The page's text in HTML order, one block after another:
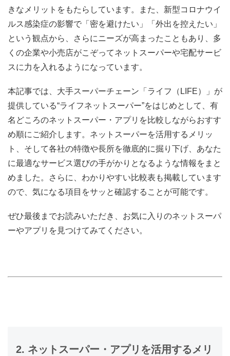
きなメリットをもたらしています。また、新型コロナウイ
ルス感染症の影響で「密を避けたい」「外出を控えたい」
という観点から、さらにニーズが高まったこともあり、多
くの企業や小売店がこぞってネットスーパーや宅配サービ
スに力を入れるようになっています。
本記事では、大手スーパーチェーン「ライフ（LIFE）」が
提供している“ライフネットスーパー”をはじめとして、有
名どころのネットスーパー・アプリを比較しながらおすす
め順にご紹介します。ネットスーパーを活用するメリッ
ト、そして各社の特徴や長所を徹底的に掘り下げ、あなた
に最適なサービス選びの手がかりとなるような情報をまと
めました。さらに、わかりやすい比較表も掲載しています
ので、気になる項目をサッと確認することが可能です。
ぜひ最後までお読みいただき、お気に入りのネットスーパ
ーやアプリを見つけてみてください。
2. ネットスーパー・アプリを活用するメリ